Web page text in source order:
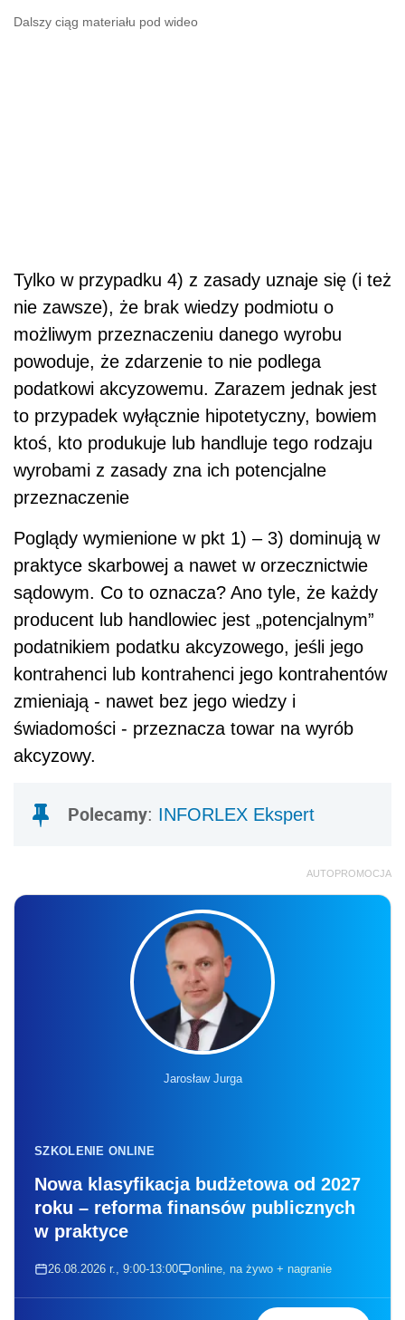
Dalszy ciąg materiału pod wideo
Tylko w przypadku 4) z zasady uznaje się (i też
nie zawsze), że brak wiedzy podmiotu o
możliwym przeznaczeniu danego wyrobu
powoduje, że zdarzenie to nie podlega
podatkowi akcyzowemu. Zarazem jednak jest
to przypadek wyłącznie hipotetyczny, bowiem
ktoś, kto produkuje lub handluje tego rodzaju
wyrobami z zasady zna ich potencjalne
przeznaczenie
Poglądy wymienione w pkt 1) – 3) dominują w
praktyce skarbowej a nawet w orzecznictwie
sądowym. Co to oznacza? Ano tyle, że każdy
producent lub handlowiec jest „potencjalnym”
podatnikiem podatku akcyzowego, jeśli jego
kontrahenci lub kontrahenci jego kontrahentów
zmieniają - nawet bez jego wiedzy i
świadomości - przeznacza towar na wyrób
akcyzowy.
Polecamy: INFORLEX Ekspert
AUTOPROMOCJA
Jarosław Jurga
SZKOLENIE ONLINE
Nowa klasyfikacja budżetowa od 2027
roku – reforma finansów publicznych
w praktyce
26.08.2026 r., 9:00-13:00 online, na żywo + nagranie